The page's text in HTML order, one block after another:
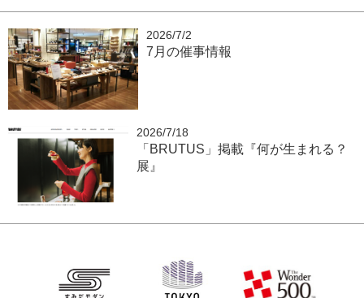
2026/7/2
7月の催事情報
2026/7/18
「BRUTUS」掲載『何が生まれる？
展』